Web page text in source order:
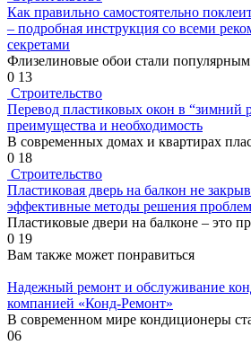
Как правильно самостоятельно
– подробная инструкция со всеми
секретами
Флизелиновые обои стали
0 13
Строительство
Перевод пластиковых окон в “зимний
преимущества и необходимость
В современных домах и квартирах
0 18
Строительство
Пластиковая дверь на балкон не
эффективные методы решения
Пластиковые двери на балконе – это
0 19
Вам также может понравиться
Надежный ремонт и обслуживание
компанией «Конд-Ремонт»
В современном мире кондиционеры
06